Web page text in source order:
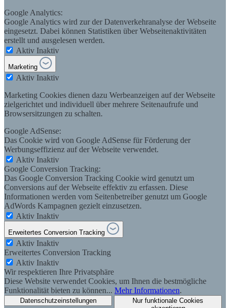
Google Analytics:
Google Analytics wird zur der Datenverkehranalyse der Webseite
eingesetzt. Dabei können Statistiken über Webseitenaktivitäten
erstellt und ausgelesen werden.
Aktiv Inaktiv
Marketing
Aktiv Inaktiv
Marketing Cookies dienen dazu Werbeanzeigen auf der Webseite
zielgerichtet und individuell über mehrere Seitenaufrufe und
Browsersitzungen zu schalten.
Google AdSense:
Das Cookie wird von Google AdSense für Förderung der
Werbungseffizienz auf der Webseite verwendet.
Aktiv Inaktiv
Google Conversion Tracking:
Das Google Conversion Tracking Cookie wird genutzt um
Conversions auf der Webseite effektiv zu erfassen. Diese
Informationen werden vom Seitenbetreiber genutzt um Google
AdWords Kampagnen gezielt einzusetzen.
Aktiv Inaktiv
Erweitertes Conversion Tracking
Aktiv Inaktiv
Erweitertes Conversion Tracking
Aktiv Inaktiv
Wir respektieren Ihre Privatsphäre
Diese Website verwendet Cookies, um Ihnen die bestmögliche
Funktionalität bieten zu können... Mehr Informationen.
Datenschutzeinstellungen
Nur funktionale Cookies